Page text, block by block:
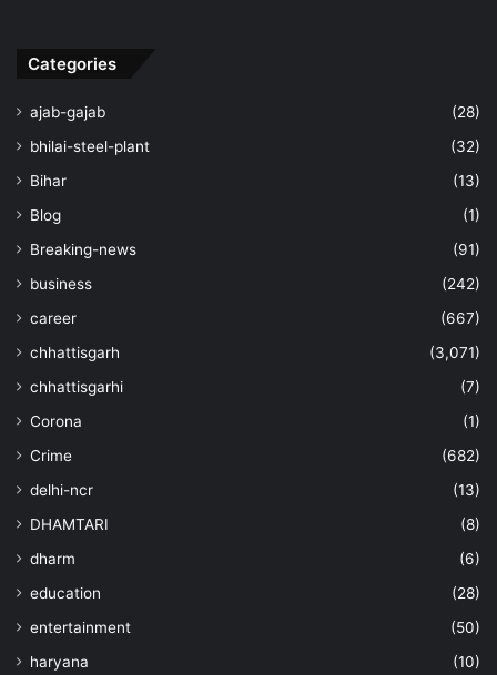
Categories
ajab-gajab
(28)
bhilai-steel-plant
(32)
Bihar
(13)
Blog
(1)
Breaking-news
(91)
business
(242)
career
(667)
chhattisgarh
(3,071)
chhattisgarhi
(7)
Corona
(1)
Crime
(682)
delhi-ncr
(13)
DHAMTARI
(8)
dharm
(6)
education
(28)
entertainment
(50)
haryana
(10)